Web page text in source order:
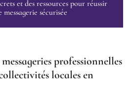
et des ressources pour réussir
sécurisée
professionnelles
locales en